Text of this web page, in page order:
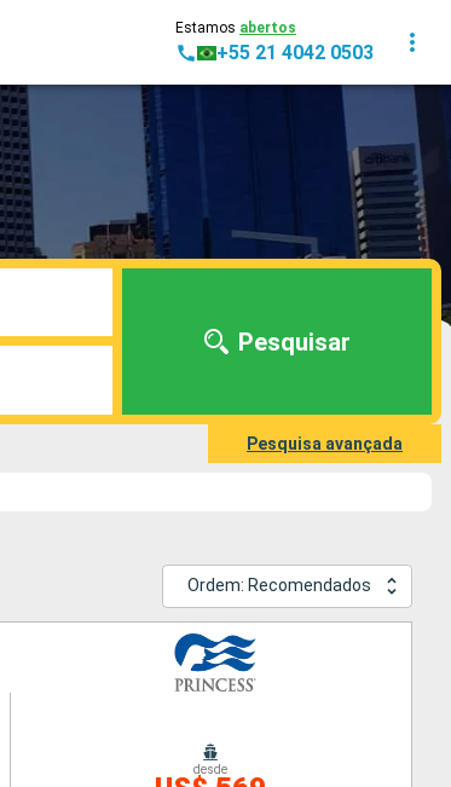
Estamos abertos
+55 21 4042 0503
Pesquisar
Pesquisa avançada
Ordem: Recomendados
desde